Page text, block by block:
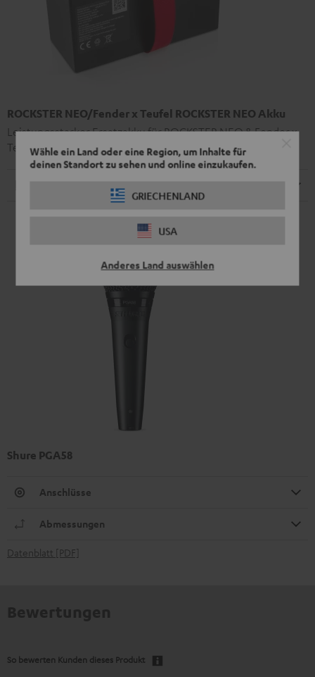
Wähle ein Land oder eine Region, um Inhalte für
deinen Standort zu sehen und online einzukaufen.
GRIECHENLAND
USA
Anderes Land auswählen
ROCKSTER NEO/Fender x Teufel ROCKSTER NEO Akku
Leistungsstarker Ersatzakku für ROCKSTER NEO & Fender x
Teufel ROCKSTER NEO
Shure PGA58
Anschlüsse
Abmessungen
Datenblatt [PDF]
So bewerten Kunden dieses Produkt